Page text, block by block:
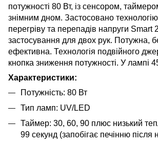
потужності 80 Вт, із сенсором,
знімним дном. Застосовано технологію
перегріву та перепадів напруги
застосування для двох рук. Потужна,
ефективна. Технологія подвійного
кнопка зниження потужності. У лампі
Характеристики:
Потужність: 80 Вт
Тип ламп: UV/LED
Таймер: 30, 60, 90 плюс низький
99 секунд (запобігає печінню